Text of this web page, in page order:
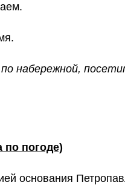
набережной,
по погоде)
основания